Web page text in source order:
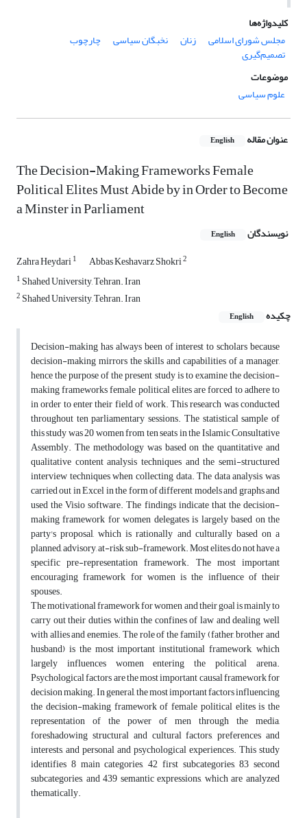
کلیدواژه‌ها
مجلس شورای اسلامی
زنان نخبگان سیاسی چارچوب
تصمیم‌گیری
موضوعات
علوم سیاسی
عنوان مقاله English
The Decision-Making Frameworks Female
Political Elites Must Abide by in Order to Become
a Minster in Parliament
نویسندگان English
Zahra Heydari1 Abbas Keshavarz Shokri2
1 Shahed University, Tehran. Iran
2 Shahed University, Tehran. Iran
چکیده
English
Decision-making has always been of interest to scholars because
decision-making mirrors the skills and capabilities of a manager,
hence the purpose of the present study is to examine the decision-
making frameworks female political elites are forced to adhere to
in order to enter their field of work. This research was conducted
throughout ten parliamentary sessions. The statistical sample of
this study was 20 women from ten seats in the Islamic Consultative
Assembly. The methodology was based on the quantitative and
qualitative content analysis techniques and the semi-structured
interview techniques when collecting data. The data analysis was
carried out in Excel in the form of different models and graphs and
used the Visio software. The findings indicate that the decision-
making framework for women delegates is largely based on the
party's proposal, which is rationally and culturally based on a
planned, advisory, at-risk sub-framework. Most elites do not have a
specific pre-representation framework. The most important
encouraging framework for women is the influence of their
spouses.
The motivational framework for women and their goal is mainly to
carry out their duties within the confines of law and dealing well
with allies and enemies. The role of the family (father, brother and
husband) is the most important institutional framework, which
largely influences women entering the political arena.
Psychological factors are the most important causal framework for
decision making. In general, the most important factors influencing
the decision-making framework of female political elites is the
representation of the power of men through the media,
foreshadowing structural and cultural factors, preferences and
interests, and personal and psychological experiences. This study
identifies 8 main categories, 42 first subcategories, 83 second
subcategories, and 439 semantic expressions, which are analyzed
thematically.